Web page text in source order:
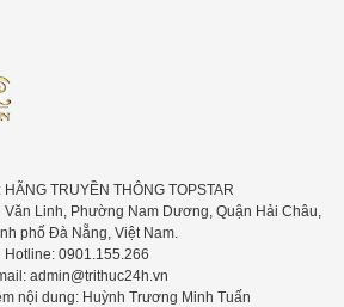
TRUYỀN THÔNG TOPSTAR
Linh, Phường Nam Dương, Quận Hải Châu,
phố Đà Nẵng, Việt Nam.
Hotline: 0901.155.266
admin@trithuc24h.vn
nội dung: Huỳnh Trương Minh Tuấn